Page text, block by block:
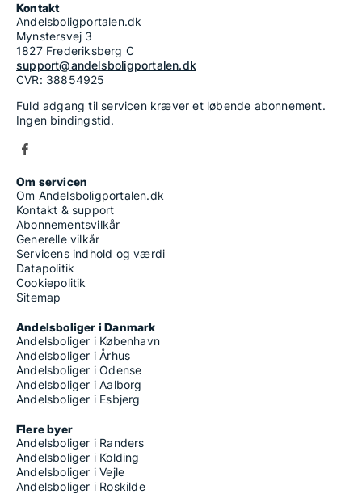
Kontakt
Andelsboligportalen.dk
Mynstersvej 3
1827 Frederiksberg C
support@andelsboligportalen.dk
CVR: 38854925
Fuld adgang til servicen kræver et løbende abonnement.
Ingen bindingstid.
Om servicen
Om Andelsboligportalen.dk
Kontakt & support
Abonnementsvilkår
Generelle vilkår
Servicens indhold og værdi
Datapolitik
Cookiepolitik
Sitemap
Andelsboliger i Danmark
Andelsboliger i København
Andelsboliger i Århus
Andelsboliger i Odense
Andelsboliger i Aalborg
Andelsboliger i Esbjerg
Flere byer
Andelsboliger i Randers
Andelsboliger i Kolding
Andelsboliger i Vejle
Andelsboliger i Roskilde